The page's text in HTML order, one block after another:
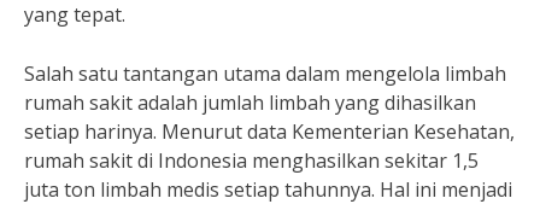
yang tepat.
Salah satu tantangan utama dalam mengelola limbah
rumah sakit adalah jumlah limbah yang dihasilkan
setiap harinya. Menurut data Kementerian Kesehatan,
rumah sakit di Indonesia menghasilkan sekitar 1,5
juta ton limbah medis setiap tahunnya. Hal ini menjadi